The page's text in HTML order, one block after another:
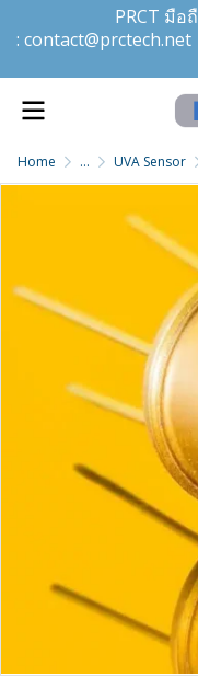
PRCT มือ
: contact@prctech.net
Home ... UVA Sensor